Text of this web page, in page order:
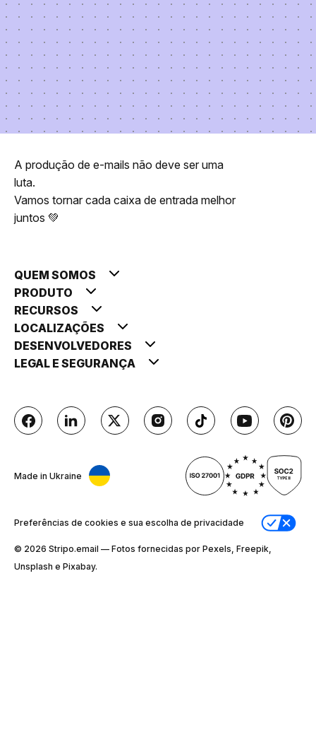
A produção de e-mails não deve ser uma
luta.
Vamos tornar cada caixa de entrada melhor
juntos 💚
QUEM SOMOS
PRODUTO
RECURSOS
LOCALIZAÇÕES
DESENVOLVEDORES
LEGAL E SEGURANÇA
Made in Ukraine
Preferências de cookies e sua escolha de privacidade
© 2026 Stripо.email — Fotos fornecidas por Pexels, Freepik,
Unsplash e Pixabay.